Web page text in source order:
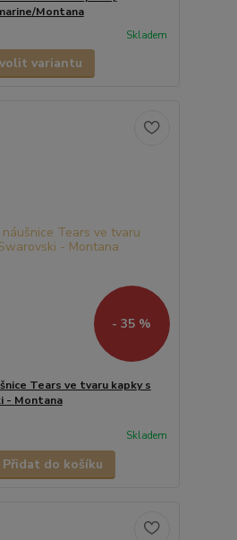
Montana
Skladem
variantu
- 35 %
Tears ve tvaru kapky s
- Montana
Skladem
Přidat do košíku